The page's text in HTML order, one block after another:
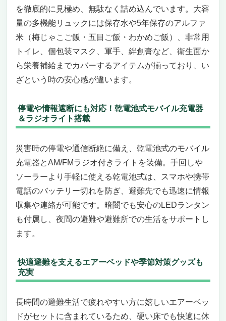
を徹底的に見極め、無駄なく詰め込んでいます。大容
量の多機能リュックには保存水や5年保存のアルファ
米（梅じゃこご飯・五目ご飯・わかめご飯）、非常用
トイレ、個包装マスク、軍手、絆創膏など、衛生面か
ら栄養補給までカバーするアイテムが揃っており、い
ざという時の安心感が違います。
停電や情報遮断にも対応！乾電池式モバイル充電器
＆ラジオライト搭載
災害時の停電や通信断絶に備え、乾電池式のモバイル
充電器とAM/FMラジオ付きライトを装備。手回しや
ソーラーより手軽に使える乾電池式は、スマホや携帯
電話のバッテリー切れを防ぎ、避難先でも迅速に情報
収集や連絡が可能です。暗闇でも安心のLEDランタン
も付属し、夜間の避難や避難所での生活をサポートし
ます。
快適避難を支えるエアーベッドや季節対策グッズも
充実
長時間の避難生活で疲れやすい方に嬉しいエアーベッ
ドがセットに含まれているため、硬い床でも快適に休